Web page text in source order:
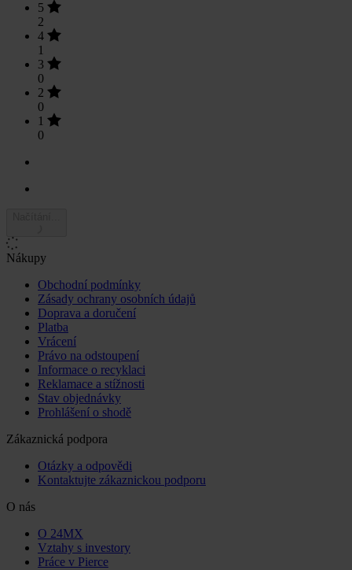
5
2
4
1
3
0
2
0
1
0
Nákupy
Obchodní podmínky
Zásady ochrany osobních údajů
Doprava a doručení
Platba
Vrácení
Právo na odstoupení
Informace o recyklaci
Reklamace a stížnosti
Stav objednávky
Prohlášení o shodě
Zákaznická podpora
Otázky a odpovědi
Kontaktujte zákaznickou podporu
O nás
O 24MX
Vztahy s investory
Práce v Pierce